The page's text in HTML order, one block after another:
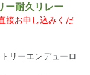
ー耐久リレー
接お申し込みくだ
リーエンデューロ